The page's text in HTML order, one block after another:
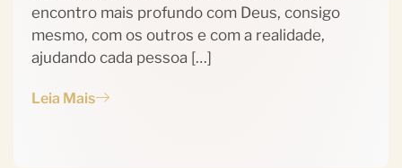
encontro mais profundo com Deus, consigo
mesmo, com os outros e com a realidade,
ajudando cada pessoa […]
Leia Mais